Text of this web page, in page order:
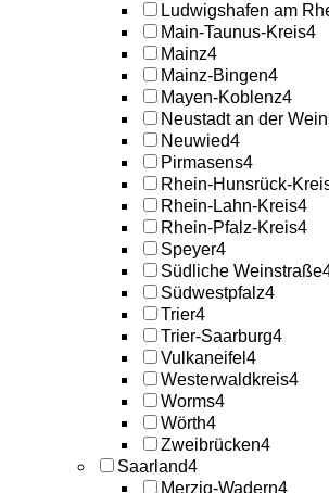
Ludwigshafen am
Main-Taunus-Kreis4
Mainz4
Mainz-Bingen4
Mayen-Koblenz4
Neustadt an der
Neuwied4
Pirmasens4
Rhein-Hunsrück-
Rhein-Lahn-Kreis4
Rhein-Pfalz-Kreis4
Speyer4
Südliche Weinstraße
Südwestpfalz4
Trier4
Trier-Saarburg4
Vulkaneifel 4
Westerwaldkreis4
Worms4
Wörth4
Zweibrücken4
Saarland4
Merzig-Wadern4